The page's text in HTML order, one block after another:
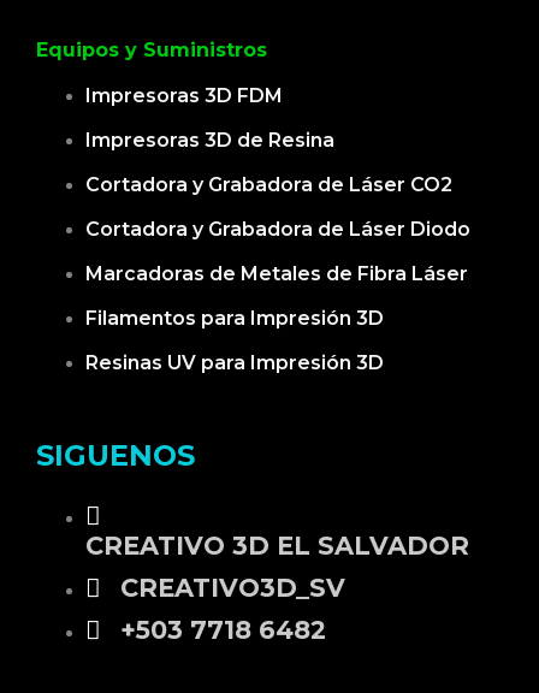
Equipos y Suministros
Impresoras 3D FDM
Impresoras 3D de Resina
Cortadora y Grabadora de Láser CO2
Cortadora y Grabadora de Láser Diodo
Marcadoras de Metales de Fibra Láser
Filamentos para Impresión 3D
Resinas UV para Impresión 3D
SIGUENOS
CREATIVO 3D EL SALVADOR
CREATIVO3D_SV
+503 7718 6482